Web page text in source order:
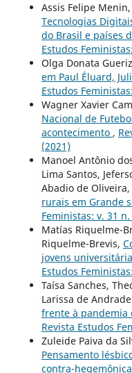
Assis Felipe
Tecnologias
do Brasil e países
Estudos
Olga Donata
em Paul Éluard,
Estudos
Wagner Xavier
Nacional de
acontecimento ,
(2021)
Manoel Antônio
Lima Santos,
Abadio de Oliveira,
rurais em Grande
Feministas: v. 31
Matías Riquelme-
Riquelme-Brevis,
jovens
Estudos
Taísa Sanches,
Larissa de
frente à pandemia
Revista Estudos
Zuleide Paiva da
Pensamento
contra-hegemônica